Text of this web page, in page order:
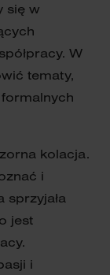
się w
W
tematy,
kolacja.
i
sprzyjała
jest
i